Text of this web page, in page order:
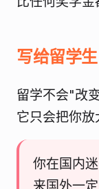
写给留学
留学不会"改
它只会把你放
你在国内迷